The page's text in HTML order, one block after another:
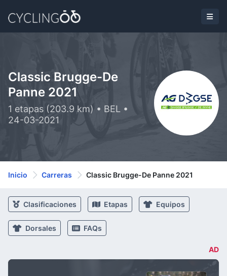
Classic Brugge-De
Panne 2021
1 etapas (203.9 km) • BEL •
24-03-2021
Inicio Carreras Classic Brugge-De Panne 2021
Clasificaciones Etapas Equipos
Dorsales FAQs
AD